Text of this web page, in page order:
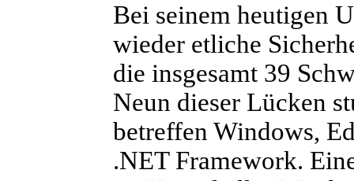
Bei seinem heutigen
wieder etliche
die insgesamt 39
Neun dieser Lücken
betreffen Windows,
.NET Framework.